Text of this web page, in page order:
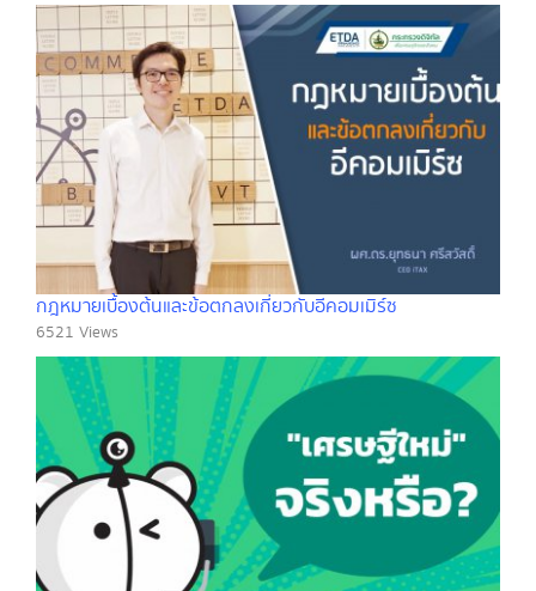
กฎหมายเบื้องต้นและข้อตกลงเกี่ยวกับอีคอมเมิร์ซ
6521 Views